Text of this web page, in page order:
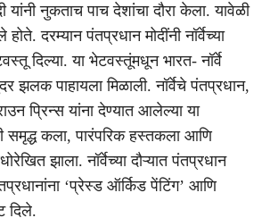
यांनी नुकताच पाच देशांचा दौरा केला. यावेळी
दरम्यान पंतप्रधान मोदींनी नॉर्वेच्या
दिल्या. या भेटवस्तूंमधून भारत- नॉर्वे
झलक पाहायला मिळाली. नॉर्वेचे पंतप्रधान,
प्रिन्स यांना देण्यात आलेल्या या
समृद्ध कला, पारंपरिक हस्तकला आणि
झाला. नॉर्वेच्या दौऱ्यात पंतप्रधान
‘प्रेस्ड ऑर्किड पेंटिंग’ आणि
दिले.